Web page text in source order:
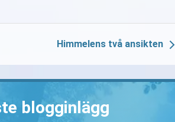
Himmelens två ansikten
blogginlägg